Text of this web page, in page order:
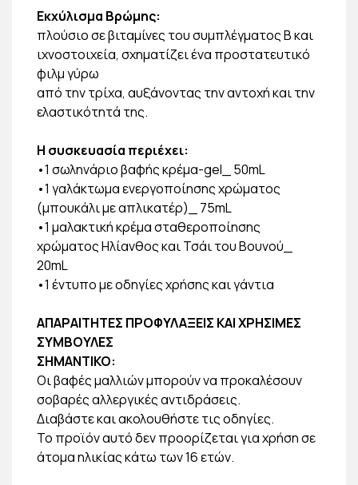
Εκχύλισμα Βρώμης:
πλούσιο σε βιταμίνες του συμπλέγματος Β και
ιχνοστοιχεία, σχηματίζει ένα προστατευτικό
φιλμ γύρω
από την τρίχα, αυξάνοντας την αντοχή και την
ελαστικότητά της.
Η συσκευασία περιέχει:
•1 σωληνάριο βαφής κρέμα-gel_ 50mL
•1 γαλάκτωμα ενεργοποίησης χρώματος
(μπουκάλι με απλικατέρ)_ 75mL
•1 μαλακτική κρέμα σταθεροποίησης
χρώματος Ηλίανθος και Τσάι του Βουνού_
20mL
•1 έντυπο με οδηγίες χρήσης και γάντια
ΑΠΑΡΑΙΤΗΤΕΣ ΠΡΟΦΥΛΑΞΕΙΣ ΚΑΙ ΧΡΗΣΙΜΕΣ
ΣΥΜΒΟΥΛΕΣ
ΣΗΜΑΝΤΙΚΟ:
Οι βαφές μαλλιών μπορούν να προκαλέσουν
σοβαρές αλλεργικές αντιδράσεις.
Διαβάστε και ακολουθήστε τις οδηγίες.
Το προϊόν αυτό δεν προορίζεται για χρήση σε
άτομα ηλικίας κάτω των 16 ετών.